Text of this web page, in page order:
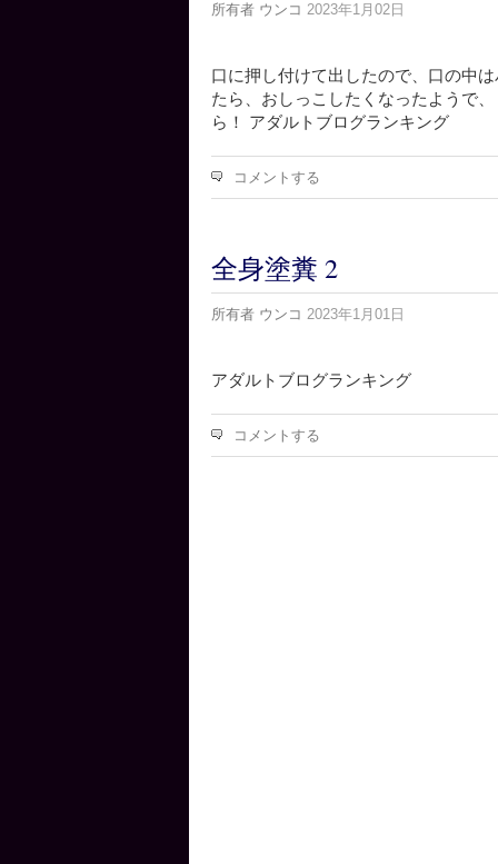
所有者 ウンコ 2023年1月02日
口に押し付けて出したので、口の中
たら、おしっこしたくなったようで
ら！ アダルトブログランキング
コメントする
全身塗糞 2
所有者 ウンコ 2023年1月01日
アダルトブログランキング
コメントする